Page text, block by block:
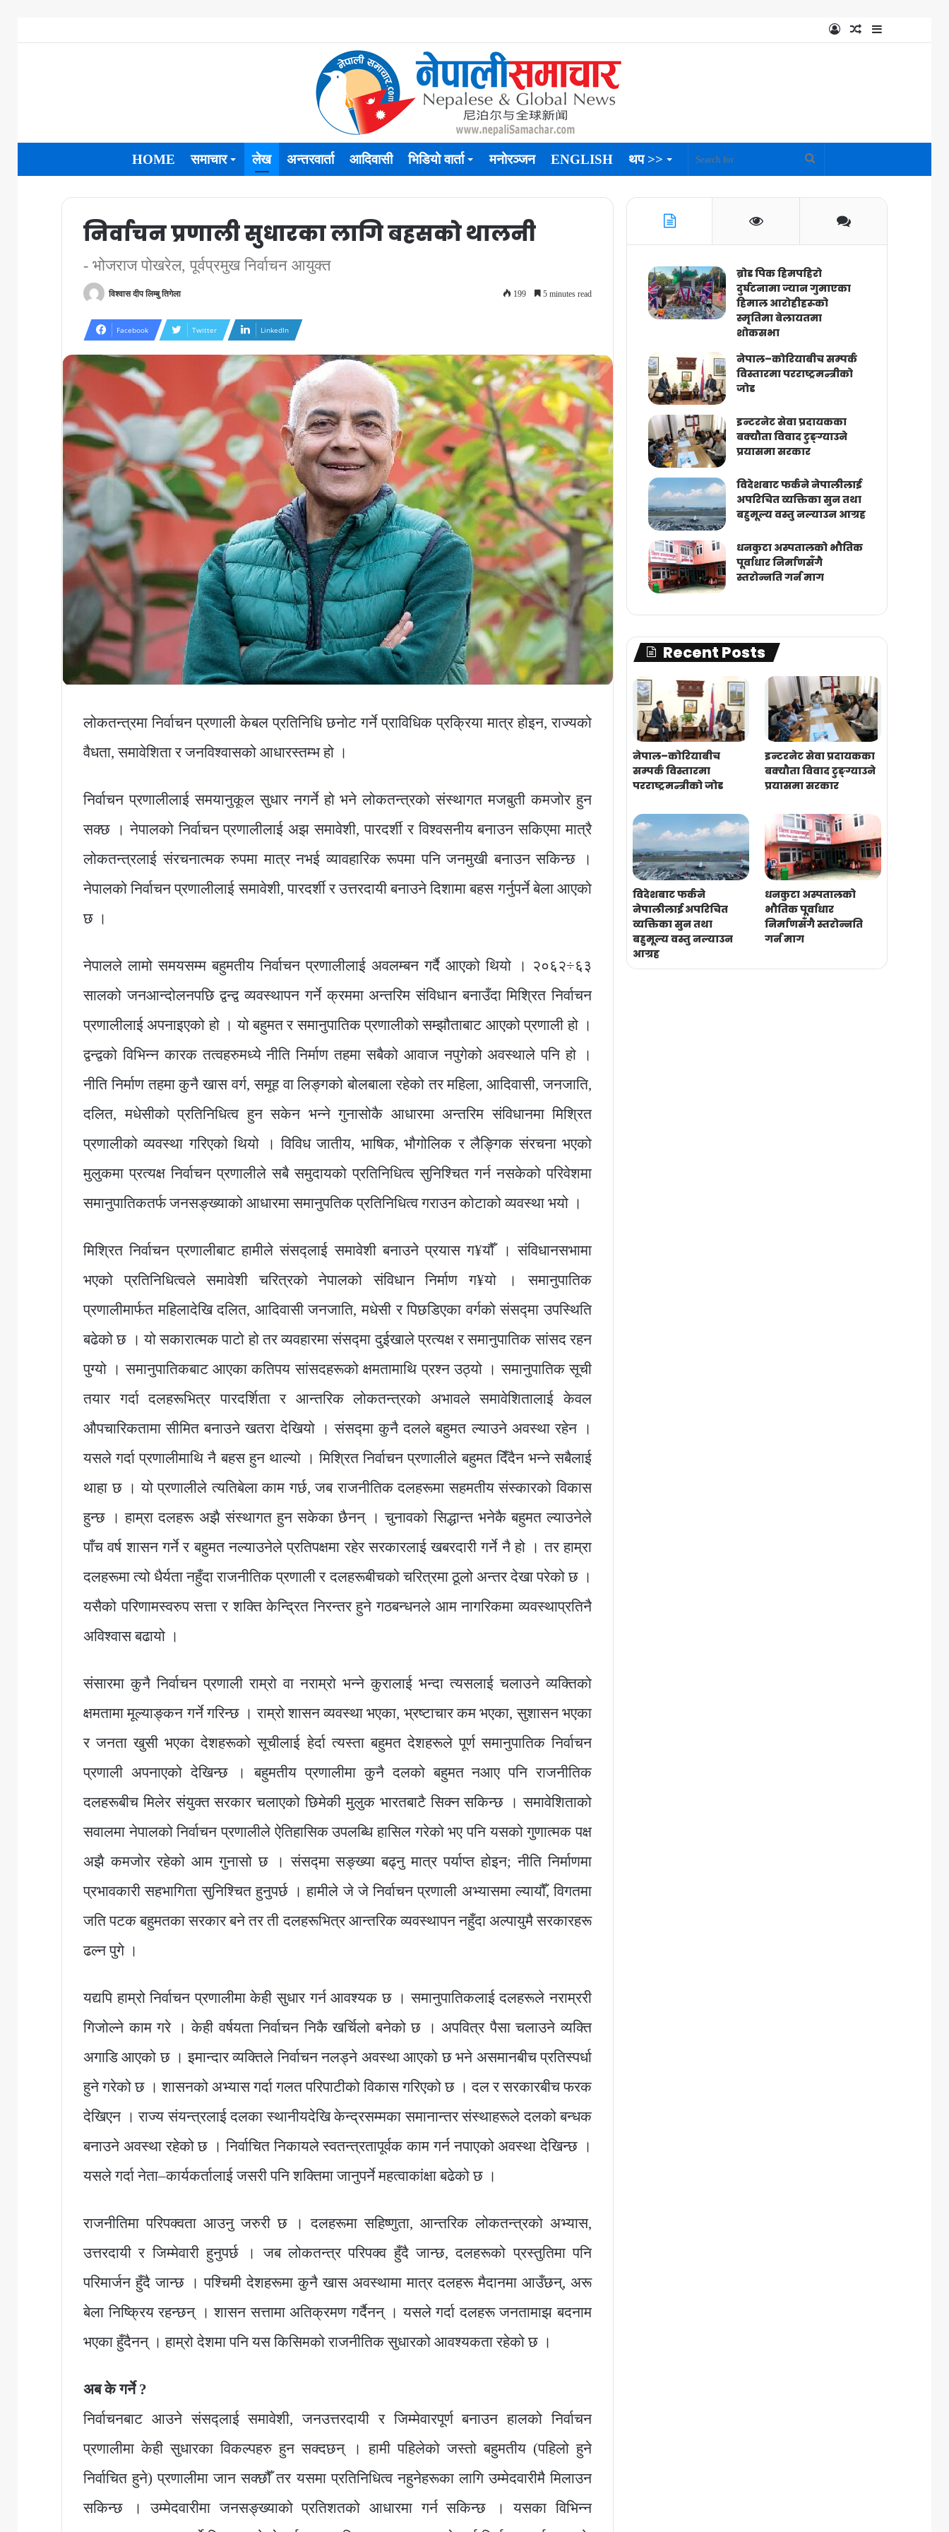
Sidebar
Random
Log
HOME समाचार लेख अन्तरवार्ता आदिवासी भिडियो वार्ता मनोरञ्जन ENGLISH थप >>
निर्वाचन प्रणाली सुधारका लागि बहसको थालनी
- भोजराज पोखरेल, पूर्वप्रमुख निर्वाचन आयुक्त
विश्वास दीप लिम्बु तिगेला 199 5 minutes read
Facebook Twitter LinkedIn
लोकतन्त्रमा निर्वाचन प्रणाली केबल प्रतिनिधि छनोट गर्ने प्राविधिक प्रक्रिया मात्र होइन, राज्यको
वैधता, समावेशिता र जनविश्वासको आधारस्तम्भ हो ।
निर्वाचन प्रणालीलाई समयानुकूल सुधार नगर्ने हो भने लोकतन्त्रको संस्थागत मजबुती कमजोर हुन
सक्छ । नेपालको निर्वाचन प्रणालीलाई अझ समावेशी, पारदर्शी र विश्वसनीय बनाउन सकिएमा मात्रै
लोकतन्त्रलाई संरचनात्मक रुपमा मात्र नभई व्यावहारिक रूपमा पनि जनमुखी बनाउन सकिन्छ ।
नेपालको निर्वाचन प्रणालीलाई समावेशी, पारदर्शी र उत्तरदायी बनाउने दिशामा बहस गर्नुपर्ने बेला आएको
छ ।
नेपालले लामो समयसम्म बहुमतीय निर्वाचन प्रणालीलाई अवलम्बन गर्दै आएको थियो । २०६२÷६३
सालको जनआन्दोलनपछि द्वन्द्व व्यवस्थापन गर्ने क्रममा अन्तरिम संविधान बनाउँदा मिश्रित निर्वाचन
प्रणालीलाई अपनाइएको हो । यो बहुमत र समानुपातिक प्रणालीको सम्झौताबाट आएको प्रणाली हो ।
द्वन्द्वको विभिन्न कारक तत्वहरुमध्ये नीति निर्माण तहमा सबैको आवाज नपुगेको अवस्थाले पनि हो ।
नीति निर्माण तहमा कुनै खास वर्ग, समूह वा लिङ्गको बोलबाला रहेको तर महिला, आदिवासी, जनजाति,
दलित, मधेसीको प्रतिनिधित्व हुन सकेन भन्ने गुनासोकै आधारमा अन्तरिम संविधानमा मिश्रित
प्रणालीको व्यवस्था गरिएको थियो । विविध जातीय, भाषिक, भौगोलिक र लैङ्गिक संरचना भएको
मुलुकमा प्रत्यक्ष निर्वाचन प्रणालीले सबै समुदायको प्रतिनिधित्व सुनिश्चित गर्न नसकेको परिवेशमा
समानुपातिकतर्फ जनसङ्ख्याको आधारमा समानुपतिक प्रतिनिधित्व गराउन कोटाको व्यवस्था भयो ।
मिश्रित निर्वाचन प्रणालीबाट हामीले संसद्लाई समावेशी बनाउने प्रयास ग¥यौँ । संविधानसभामा
भएको प्रतिनिधित्वले समावेशी चरित्रको नेपालको संविधान निर्माण ग¥यो । समानुपातिक
प्रणालीमार्फत महिलादेखि दलित, आदिवासी जनजाति, मधेसी र पिछडिएका वर्गको संसद्मा उपस्थिति
बढेको छ । यो सकारात्मक पाटो हो तर व्यवहारमा संसद्मा दुईखाले प्रत्यक्ष र समानुपातिक सांसद रहन
पुग्यो । समानुपातिकबाट आएका कतिपय सांसदहरूको क्षमतामाथि प्रश्न उठ्यो । समानुपातिक सूची
तयार गर्दा दलहरूभित्र पारदर्शिता र आन्तरिक लोकतन्त्रको अभावले समावेशितालाई केवल
औपचारिकतामा सीमित बनाउने खतरा देखियो । संसद्मा कुनै दलले बहुमत ल्याउने अवस्था रहेन ।
यसले गर्दा प्रणालीमाथि नै बहस हुन थाल्यो । मिश्रित निर्वाचन प्रणालीले बहुमत दिँदैन भन्ने सबैलाई
थाहा छ । यो प्रणालीले त्यतिबेला काम गर्छ, जब राजनीतिक दलहरूमा सहमतीय संस्कारको विकास
हुन्छ । हाम्रा दलहरू अझै संस्थागत हुन सकेका छैनन् । चुनावको सिद्धान्त भनेकै बहुमत ल्याउनेले
पाँच वर्ष शासन गर्ने र बहुमत नल्याउनेले प्रतिपक्षमा रहेर सरकारलाई खबरदारी गर्ने नै हो । तर हाम्रा
दलहरूमा त्यो धैर्यता नहुँदा राजनीतिक प्रणाली र दलहरूबीचको चरित्रमा ठूलो अन्तर देखा परेको छ ।
यसैको परिणामस्वरुप सत्ता र शक्ति केन्द्रित निरन्तर हुने गठबन्धनले आम नागरिकमा व्यवस्थाप्रतिनै
अविश्वास बढायो ।
संसारमा कुनै निर्वाचन प्रणाली राम्रो वा नराम्रो भन्ने कुरालाई भन्दा त्यसलाई चलाउने व्यक्तिको
क्षमतामा मूल्याङ्कन गर्ने गरिन्छ । राम्रो शासन व्यवस्था भएका, भ्रष्टाचार कम भएका, सुशासन भएका
र जनता खुसी भएका देशहरूको सूचीलाई हेर्दा त्यस्ता बहुमत देशहरूले पूर्ण समानुपातिक निर्वाचन
प्रणाली अपनाएको देखिन्छ । बहुमतीय प्रणालीमा कुनै दलको बहुमत नआए पनि राजनीतिक
दलहरूबीच मिलेर संयुक्त सरकार चलाएको छिमेकी मुलुक भारतबाटै सिक्न सकिन्छ । समावेशिताको
सवालमा नेपालको निर्वाचन प्रणालीले ऐतिहासिक उपलब्धि हासिल गरेको भए पनि यसको गुणात्मक पक्ष
अझै कमजोर रहेको आम गुनासो छ । संसद्मा सङ्ख्या बढ्नु मात्र पर्याप्त होइन; नीति निर्माणमा
प्रभावकारी सहभागिता सुनिश्चित हुनुपर्छ । हामीले जे जे निर्वाचन प्रणाली अभ्यासमा ल्यायौँ, विगतमा
जति पटक बहुमतका सरकार बने तर ती दलहरूभित्र आन्तरिक व्यवस्थापन नहुँदा अल्पायुमै सरकारहरू
ढल्न पुगे ।
यद्यपि हाम्रो निर्वाचन प्रणालीमा केही सुधार गर्न आवश्यक छ । समानुपातिकलाई दलहरूले नराम्ररी
गिजोल्ने काम गरे । केही वर्षयता निर्वाचन निकै खर्चिलो बनेको छ । अपवित्र पैसा चलाउने व्यक्ति
अगाडि आएको छ । इमान्दार व्यक्तिले निर्वाचन नलड्ने अवस्था आएको छ भने असमानबीच प्रतिस्पर्धा
हुने गरेको छ । शासनको अभ्यास गर्दा गलत परिपाटीको विकास गरिएको छ । दल र सरकारबीच फरक
देखिएन । राज्य संयन्त्रलाई दलका स्थानीयदेखि केन्द्रसम्मका समानान्तर संस्थाहरूले दलको बन्धक
बनाउने अवस्था रहेको छ । निर्वाचित निकायले स्वतन्त्रतापूर्वक काम गर्न नपाएको अवस्था देखिन्छ ।
यसले गर्दा नेता–कार्यकर्तालाई जसरी पनि शक्तिमा जानुपर्ने महत्वाकांक्षा बढेको छ ।
राजनीतिमा परिपक्वता आउनु जरुरी छ । दलहरूमा सहिष्णुता, आन्तरिक लोकतन्त्रको अभ्यास,
उत्तरदायी र जिम्मेवारी हुनुपर्छ । जब लोकतन्त्र परिपक्व हुँदै जान्छ, दलहरूको प्रस्तुतिमा पनि
परिमार्जन हुँदै जान्छ । पश्चिमी देशहरूमा कुनै खास अवस्थामा मात्र दलहरू मैदानमा आउँछन्, अरू
बेला निष्क्रिय रहन्छन् । शासन सत्तामा अतिक्रमण गर्दैनन् । यसले गर्दा दलहरू जनतामाझ बदनाम
भएका हुँदैनन् । हाम्रो देशमा पनि यस किसिमको राजनीतिक सुधारको आवश्यकता रहेको छ ।
अब के गर्ने ?
निर्वाचनबाट आउने संसद्लाई समावेशी, जनउत्तरदायी र जिम्मेवारपूर्ण बनाउन हालको निर्वाचन
प्रणालीमा केही सुधारका विकल्पहरु हुन सक्दछन् । हामी पहिलेको जस्तो बहुमतीय (पहिलो हुने
निर्वाचित हुने) प्रणालीमा जान सक्छौँ तर यसमा प्रतिनिधित्व नहुनेहरूका लागि उम्मेदवारीमै मिलाउन
सकिन्छ । उम्मेदवारीमा जनसङ्ख्याको प्रतिशतको आधारमा गर्न सकिन्छ । यसका विभिन्न
ब्रोड पिक हिमपहिरो
दुर्घटनामा ज्यान गुमाएका
हिमाल आरोहीहरूको
स्मृतिमा बेलायतमा
शोकसभा
नेपाल–कोरियाबीच सम्पर्क
विस्तारमा परराष्ट्रमन्त्रीको
जोड
इन्टरनेट सेवा प्रदायकका
बक्यौता विवाद टुङ्ग्याउने
प्रयासमा सरकार
विदेशबाट फर्कने नेपालीलाई
अपरिचित व्यक्तिका सुन तथा
बहुमूल्य वस्तु नल्याउन आग्रह
धनकुटा अस्पतालको भौतिक
पूर्वाधार निर्माणसँगै
स्तरोन्नति गर्न माग
Recent Posts
नेपाल–कोरियाबीच
सम्पर्क विस्तारमा
परराष्ट्रमन्त्रीको जोड
इन्टरनेट सेवा प्रदायकका
बक्यौता विवाद टुङ्ग्याउने
प्रयासमा सरकार
विदेशबाट फर्कने
नेपालीलाई अपरिचित
व्यक्तिका सुन तथा
बहुमूल्य वस्तु नल्याउन
आग्रह
धनकुटा अस्पतालको
भौतिक पूर्वाधार
निर्माणसँगै स्तरोन्नति
गर्न माग